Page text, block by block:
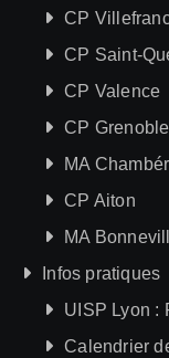
CP
CP Saint-
CP Valence
CP Grenoble
MA
CP Aiton
MA
Infos pratiques
UISP Lyon :
Calendrier